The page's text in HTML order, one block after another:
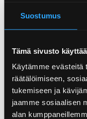
Suostumus
Tämä sivusto
Käytämme evästeitä
räätälöimiseen,
tukemiseen ja
jaamme sosiaalisen
alan
hallinnoinnista ja
henkilöillä.
Henkilötietojen